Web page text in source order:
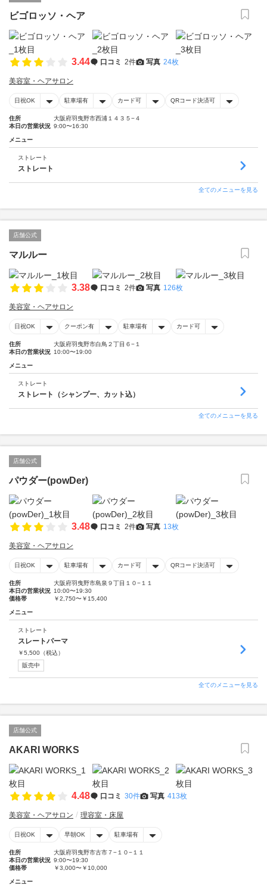
ビゴロッソ・ヘア
3.44 口コミ 2件 写真 24枚
美容室・ヘアサロン
日祝OK 駐車場有 カード可 QRコード決済可
住所
大阪府羽曳野市西浦１４３５−４
本日の営業状況 9:00〜16:30
メニュー
ストレート
ストレート
全てのメニューを見る
店舗公式
マルルー
3.38 口コミ 2件 写真 126枚
美容室・ヘアサロン
日祝OK クーポン有 駐車場有 カード可
住所
大阪府羽曳野市白鳥２丁目６−１
本日の営業状況 10:00〜19:00
メニュー
ストレート
ストレート（シャンプー、カット込）
全てのメニューを見る
店舗公式
パウダー(powDer)
3.48 口コミ 2件 写真 13枚
美容室・ヘアサロン
日祝OK 駐車場有 カード可 QRコード決済可
住所
大阪府羽曳野市島泉９丁目１０−１１
本日の営業状況 10:00〜19:30
価格帯
￥2,750〜￥15,400
メニュー
ストレート
スレートパーマ
￥5,500 （税込）
販売中
全てのメニューを見る
店舗公式
AKARI WORKS
4.48 口コミ 30件 写真 413枚
美容室・ヘアサロン 理容室・床屋
日祝OK 早朝OK 駐車場有
住所
大阪府羽曳野市古市７−１０−１１
本日の営業状況 9:00〜19:30
価格帯
￥3,000〜￥10,000
メニュー